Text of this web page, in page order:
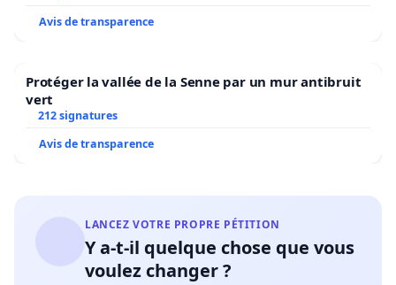
Avis de transparence
Protéger la vallée de la Senne par un mur antibruit
vert
212 signatures
Avis de transparence
LANCEZ VOTRE PROPRE PÉTITION
Y a-t-il quelque chose que vous
voulez changer ?